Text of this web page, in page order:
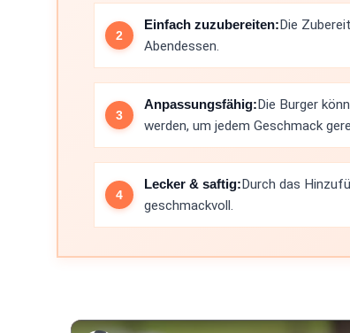
Einfach zuzubereiten:Die
Abendessen.
Anpassungsfähig:Die Burger
werden, um jedem Geschmack
Lecker & saftig:Durch das
geschmackvoll.